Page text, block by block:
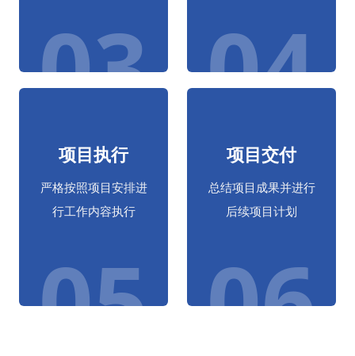
03 04
项目执行
严格按照项目安排进
行工作内容执行
05
项目交付
总结项目成果并进行
后续项目计划
06